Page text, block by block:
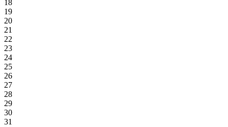
18
19
20
21
22
23
24
25
26
27
28
29
30
31